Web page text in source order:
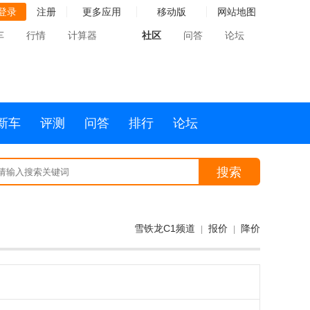
录 注册 更多应用 移动版 网站地图
行情 计算器 社区 问答 论坛
车 评测 问答 排行 论坛
搜索
雪铁龙C1频道 报价 降价